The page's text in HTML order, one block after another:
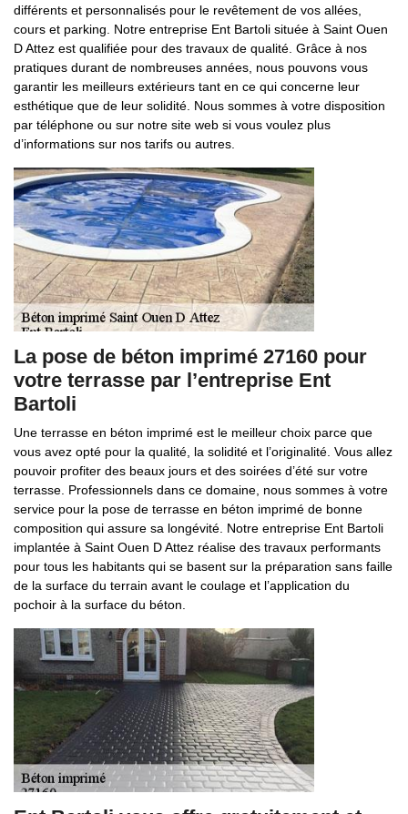
différents et personnalisés pour le revêtement de vos allées,
cours et parking. Notre entreprise Ent Bartoli située à Saint Ouen
D Attez est qualifiée pour des travaux de qualité. Grâce à nos
pratiques durant de nombreuses années, nous pouvons vous
garantir les meilleurs extérieurs tant en ce qui concerne leur
esthétique que de leur solidité. Nous sommes à votre disposition
par téléphone ou sur notre site web si vous voulez plus
d’informations sur nos tarifs ou autres.
La pose de béton imprimé 27160 pour
votre terrasse par l’entreprise Ent
Bartoli
Une terrasse en béton imprimé est le meilleur choix parce que
vous avez opté pour la qualité, la solidité et l’originalité. Vous allez
pouvoir profiter des beaux jours et des soirées d’été sur votre
terrasse. Professionnels dans ce domaine, nous sommes à votre
service pour la pose de terrasse en béton imprimé de bonne
composition qui assure sa longévité. Notre entreprise Ent Bartoli
implantée à Saint Ouen D Attez réalise des travaux performants
pour tous les habitants qui se basent sur la préparation sans faille
de la surface du terrain avant le coulage et l’application du
pochoir à la surface du béton.